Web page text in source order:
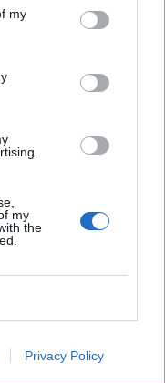
my
my
the
Privacy Policy
του και
Περιστέρι.
μπάσκετ με ό,τι